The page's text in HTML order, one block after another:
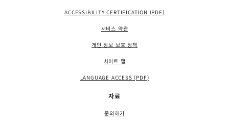
ACCESSIBILITY CERTIFICATION (PDF)
서비스 약관
개인 정보 보호 정책
사이트 맵
LANGUAGE ACCESS (PDF)
자료
문의하기